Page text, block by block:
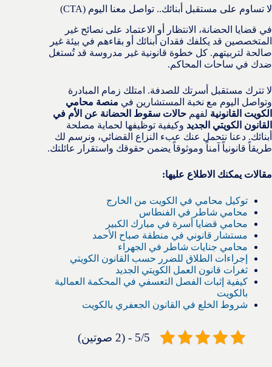
لا تساوم على مستقبل أبنائك.. تواصل معنا اليوم (CTA)
في قضايا الحضانة، الانتظار أو الاعتماد على نصائح غير
المتخصصين قد يكلفك فقدان أبنائك أو بقاءهم في بيئة غير
صالحة لتربيتهم. كل خطوة قانونية غير مدروسة قد تُستغل
ضدك في ساحات المحاكم.
لا تترك مستقبل أسرتك للصدفة. امتلك زمام المبادرة
وتواصل اليوم مع نخبة المستشارين في منصة محامي
الكويت القانونية لفهم حالات سقوط الحضانة عن الأم في
القانون الكويتي الجديد وكيفية توظيفها لحماية مصلحة
أبنائك. دعنا نتحمل عنك عبء النزاع القضائي، ونرسم لك
طريقاً قانونياً آمناً وموثوقاً يضمن حقوقك واستقرار عائلتك.
مقالات يمكنك الاطلاع عليها:
توكيل محامي في الكويت من الخارج
محامي شاطر في الفنطاس
محامي قضايا أسرة في مبارك الكبير
مستشار قانوني في منطقة صباح الأحمد
محامي جنايات شاطر في الجهراء
إجراءات الطلاق للضرر حسب القانون الكويتي
ثغرات قانون العمل الكويتي الجديد
كيفية إثبات الفصل التعسفي في المحكمة العمالية
بالكويت
شروط الخلع في القانون الجعفري بالكويت
5/5 - (2 صوتين)